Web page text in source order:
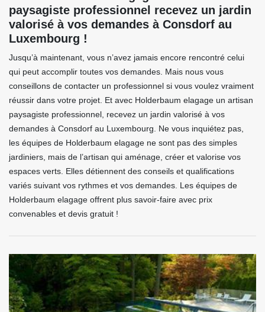
paysagiste professionnel recevez un jardin
valorisé à vos demandes à Consdorf au
Luxembourg !
Jusqu’à maintenant, vous n’avez jamais encore rencontré celui
qui peut accomplir toutes vos demandes. Mais nous vous
conseillons de contacter un professionnel si vous voulez vraiment
réussir dans votre projet. Et avec Holderbaum elagage un artisan
paysagiste professionnel, recevez un jardin valorisé à vos
demandes à Consdorf au Luxembourg. Ne vous inquiétez pas,
les équipes de Holderbaum elagage ne sont pas des simples
jardiniers, mais de l’artisan qui aménage, créer et valorise vos
espaces verts. Elles détiennent des conseils et qualifications
variés suivant vos rythmes et vos demandes. Les équipes de
Holderbaum elagage offrent plus savoir-faire avec prix
convenables et devis gratuit !